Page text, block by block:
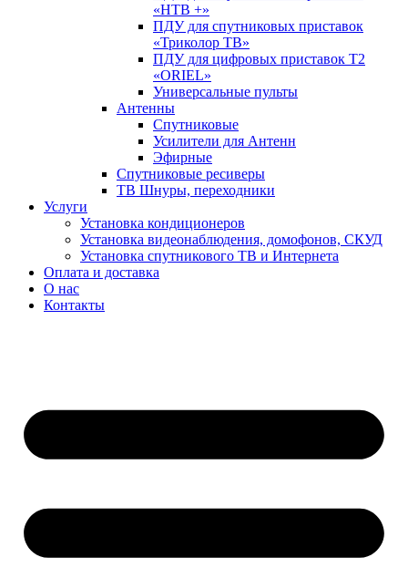
«НТВ +»
ПДУ для спутниковых приставок
«Триколор ТВ»
ПДУ для цифровых приставок Т2
«ORIEL»
Универсальные пульты
Антенны
Спутниковые
Усилители для Антенн
Эфирные
Спутниковые ресиверы
ТВ Шнуры, переходники
Услуги
Установка кондиционеров
Установка видеонаблюдения, домофонов, СКУД
Установка спутникового ТВ и Интернета
Оплата и доставка
О нас
Контакты